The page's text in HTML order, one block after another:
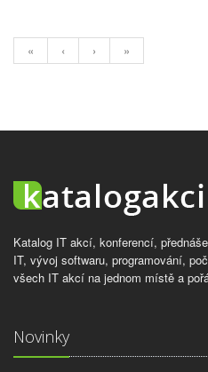
« ‹ › »
Katalog IT akcí, konferencí,
IT, vývoj softwaru, programování,
všech IT akcí na jednom místě a
Novinky